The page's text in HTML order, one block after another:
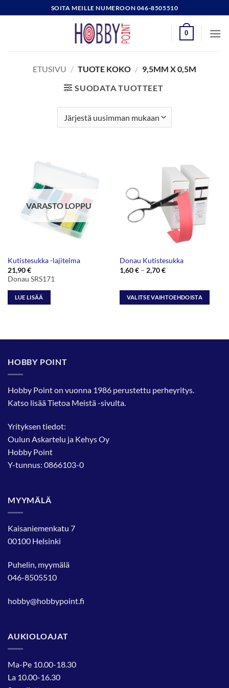
to
SOITA MEILLE NUMEROON 046-8505510
0
ETUSIVU / TUOTE KOKO / 9,5MM X 0,5M
SUODATA TUOTTEET
VARASTO LOPPU
Kutistesukka -lajitelma
21,90€
Donau SRS171
LUE LISÄÄ
Donau Kutistesukka
1,60€ – 2,70€Hintaluokka:
2,70 €
VALITSE VAIHTOEHDOISTA
useampi
tuotteen
sivulla.
HOBBY POINT
Hobby Point on vuonna 1986 perustettu perheyritys.
Katso lisääTietoa Meistä-sivulta.
Yrityksen tiedot:
Oulun Askartelu ja Kehys Oy
Hobby Point
Y-tunnus: 0866103-0
MYYMÄLÄ
Kaisaniemenkatu 7
00100 Helsinki
Puhelin, myymälä
046-8505510
hobby@hobbypoint.fi
AUKIOLOAJAT
Ma-Pe 10.00-18.30
La 10.00-16.30